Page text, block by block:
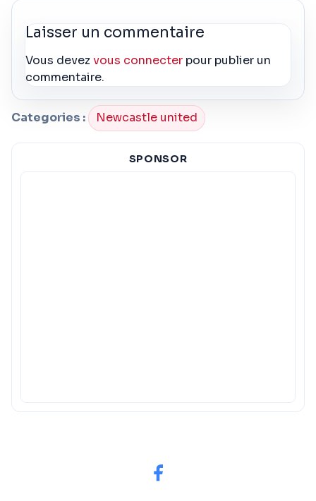
Laisser un commentaire
Vous devezvous connecter pour publier un
commentaire.
Categories : Newcastle united
SPONSOR